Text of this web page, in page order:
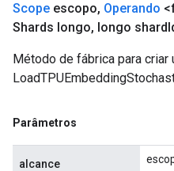
Scope escopo, Operando
Shards longo, longo shard
Método de fábrica para criar
Parâmetros
alcance